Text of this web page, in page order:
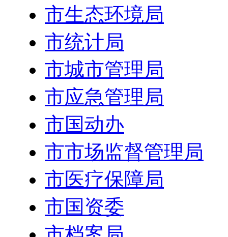
市生态环境局
市统计局
市城市管理局
市应急管理局
市国动办
市市场监督管理局
市医疗保障局
市国资委